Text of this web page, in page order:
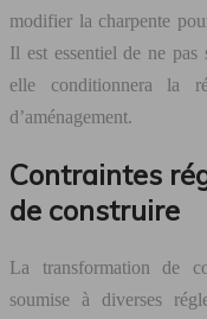
modifier la charpente
Il est essentiel de ne pas
elle conditionnera la
d’aménagement.
Contraintes
de construire
La transformation de
soumise à diverses